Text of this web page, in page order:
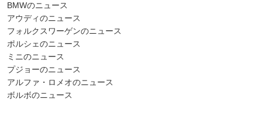
BMWのニュース
アウディのニュース
フォルクスワーゲンのニュース
ポルシェのニュース
ミニのニュース
プジョーのニュース
アルファ・ロメオのニュース
ボルボのニュース